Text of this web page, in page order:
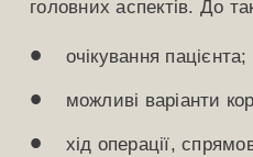
головних аспектів. До
очікування пацієнта;
можливі варіанти
хід операції,